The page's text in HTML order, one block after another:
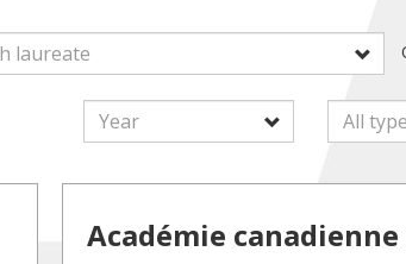
Académie